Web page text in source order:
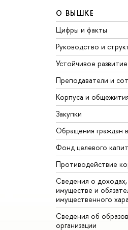
О ВЫШКЕ
Цифры и факты
Руководство и
Устойчивое
Преподаватели и
Корпуса и
Закупки
Обращения
Фонд целевого
Противодействие
Сведения о
имуществе и
имущественного
Сведения об
организации